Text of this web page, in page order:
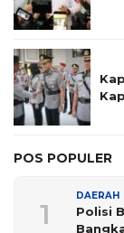
POS POPULER
1
DAERAH
Polisi